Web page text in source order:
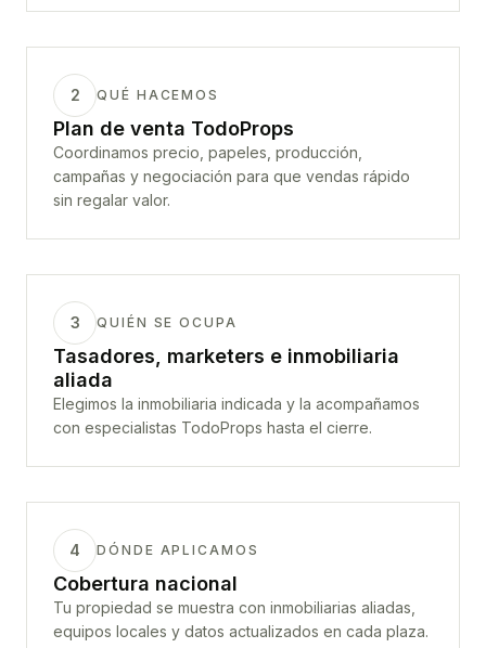
2 QUÉ HACEMOS
Plan de venta TodoProps
Coordinamos precio, papeles, producción,
campañas y negociación para que vendas rápido
sin regalar valor.
3 QUIÉN SE OCUPA
Tasadores, marketers e inmobiliaria
aliada
Elegimos la inmobiliaria indicada y la acompañamos
con especialistas TodoProps hasta el cierre.
4 DÓNDE APLICAMOS
Cobertura nacional
Tu propiedad se muestra con inmobiliarias aliadas,
equipos locales y datos actualizados en cada plaza.